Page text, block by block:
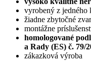
vyrobený z jedného
žiadne zbytočné
montážne
homologované
a Rady (ES) č. 79/
zákazková výroba